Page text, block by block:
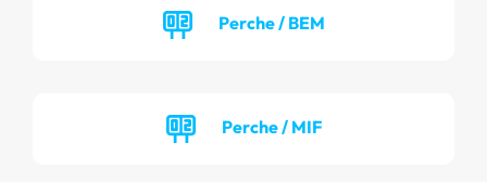
Perche / BEM
Perche / MIF